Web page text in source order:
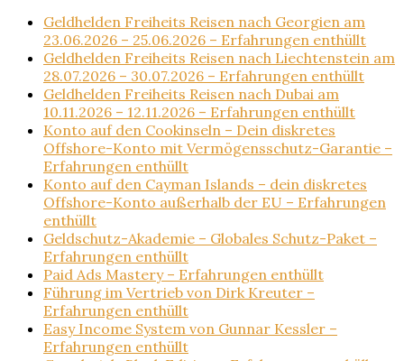
Geldhelden Freiheits Reisen nach Georgien am
23.06.2026 – 25.06.2026 – Erfahrungen enthüllt
Geldhelden Freiheits Reisen nach Liechtenstein am
28.07.2026 – 30.07.2026 – Erfahrungen enthüllt
Geldhelden Freiheits Reisen nach Dubai am
10.11.2026 – 12.11.2026 – Erfahrungen enthüllt
Konto auf den Cookinseln – Dein diskretes
Offshore-Konto mit Vermögensschutz-Garantie –
Erfahrungen enthüllt
Konto auf den Cayman Islands – dein diskretes
Offshore-Konto außerhalb der EU – Erfahrungen
enthüllt
Geldschutz-Akademie – Globales Schutz-Paket –
Erfahrungen enthüllt
Paid Ads Mastery – Erfahrungen enthüllt
Führung im Vertrieb von Dirk Kreuter –
Erfahrungen enthüllt
Easy Income System von Gunnar Kessler –
Erfahrungen enthüllt